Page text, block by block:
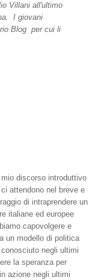
Villani all'ultimo
I giovani
Blog per cui li
discorso introduttivo
attendono nel breve e
di intraprendere un
italiane ed europee
capovolgere e
un modello di politica
negli ultimi
la speranza per
azione negli ultimi